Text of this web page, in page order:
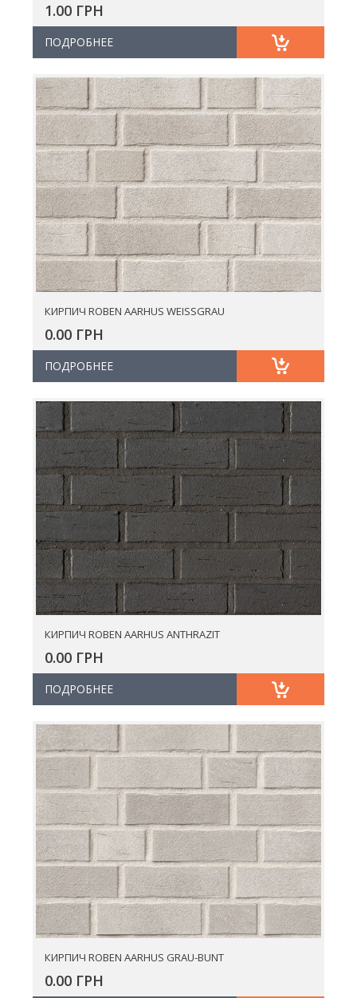
1.00 ГРН
ПОДРОБНЕЕ
КИРПИЧ ROBEN AARHUS WEISSGRAU
0.00 ГРН
ПОДРОБНЕЕ
КИРПИЧ ROBEN AARHUS ANTHRAZIT
0.00 ГРН
ПОДРОБНЕЕ
КИРПИЧ ROBEN AARHUS GRAU-BUNT
0.00 ГРН